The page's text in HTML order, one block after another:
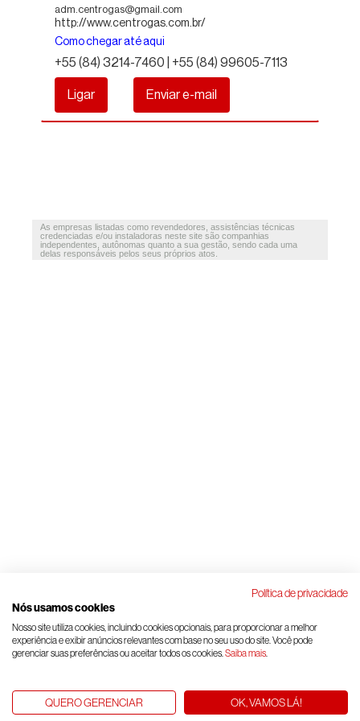
Back to top
Política de privacidade
Nós usamos cookies
Nosso site utiliza cookies, incluindo cookies opcionais, para proporcionar a melhor
experiência e exibir anúncios relevantes com base no seu uso do site. Você pode
gerenciar suas preferências ou aceitar todos os cookies.Saiba mais.
QUERO GERENCIAR OK, VAMOS LÁ!